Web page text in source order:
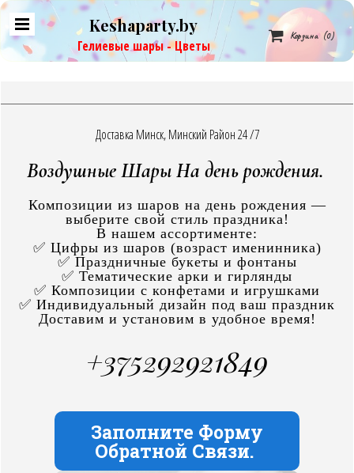
Keshaparty.by
Гелиевые шары - Цветы
 Корзина (0)
Доставка Минск, Минский Район 24 /7
Воздушные Шары На день рождения.
Композиции из шаров на день рождения —
выберите свой стиль праздника!
В нашем ассортименте:
✅ Цифры из шаров (возраст именинника)
✅ Праздничные букеты и фонтаны
✅ Тематические арки и гирлянды
✅ Композиции с конфетами и игрушками
✅ Индивидуальный дизайн под ваш праздник
Доставим и установим в удобное время!
+375292921849
Заполните Форму
Обратной Связи.